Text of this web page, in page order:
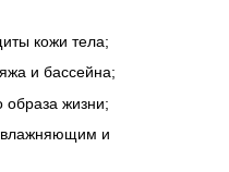
кожи тела;
и бассейна;
образа жизни;
и